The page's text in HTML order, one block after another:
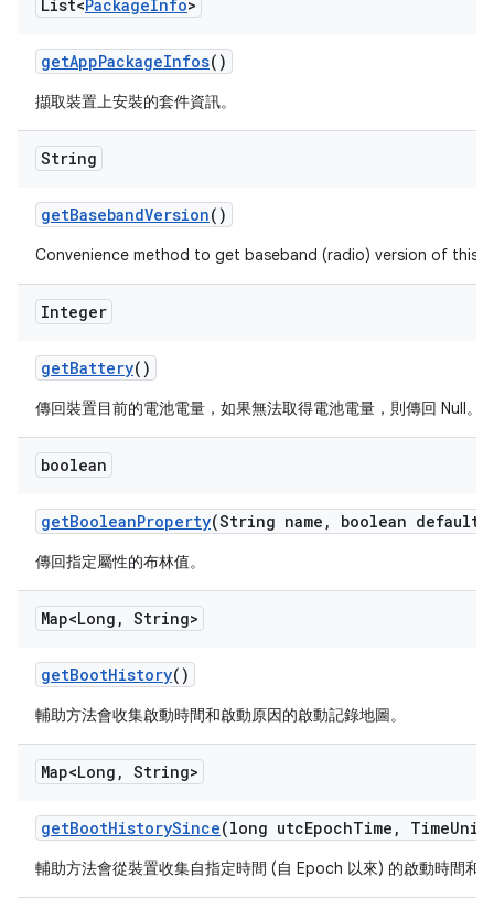
List<PackageInfo>
getAppPackageInfos()
擷取裝置上安裝的套件資訊。
String
getBasebandVersion()
Convenience method to get baseband (radio) version of this
Integer
getBattery()
傳回裝置目前的電池電量，如果無法取得電池電量，則傳回 Null。
boolean
getBooleanProperty(String name , boolean default
傳回指定屬性的布林值。
Map<Long , String>
getBootHistory()
輔助方法會收集啟動時間和啟動原因的啟動記錄地圖。
Map<Long , String>
getBootHistorySince(long utcEpochTime , TimeUnit
輔助方法會從裝置收集自指定時間 (自 Epoch 以來) 的啟動時間和